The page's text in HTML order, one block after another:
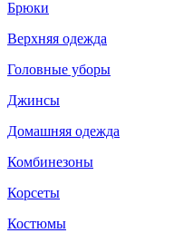
Брюки
Верхняя одежда
Головные уборы
Джинсы
Домашняя одежда
Комбинезоны
Корсеты
Костюмы